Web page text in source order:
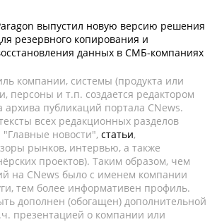
выпустил новую версию решения
резервного копирования и
данных в СМБ-компаниях
компании, системы (продукта или
персоны и т.п. создается редактором
архива публикаций портала CNews.
всех редакционных разделов
"Главные новости", статьи,
рынков, интервью, а также
проектов). Таким образом, чем
на CNews было с именем компании
тем более информативен профиль.
дополнен (обогащен) дополнительной
презентацией о компании или